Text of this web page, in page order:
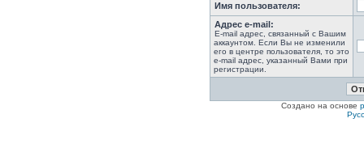
Имя пользователя:
Адрес e-mail:
E-mail адрес, связанный с Вашим
аккаунтом. Если Вы не изменили
его в центре пользователя, то это
e-mail адрес, указанный Вами при
регистрации.
Создано на основе